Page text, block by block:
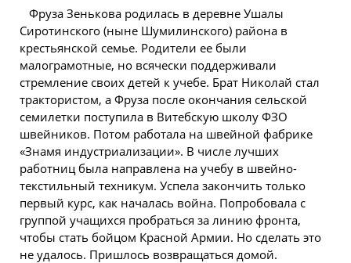
Фруза Зенькова родилась в деревне Ушалы
Сиротинского (ныне Шумилинского) района в
крестьянской семье. Родители ее были
малограмотные, но всячески поддерживали
стремление своих детей к учебе. Брат Николай стал
трактористом, а Фруза после окончания сельской
семилетки поступила в Витебскую школу ФЗО
швейников. Потом работала на швейной фабрике
«Знамя индустриализации». В числе лучших
работниц была направлена на учебу в швейно-
текстильный техникум. Успела закончить только
первый курс, как началась война. Попробовала с
группой учащихся пробраться за линию фронта,
чтобы стать бойцом Красной Армии. Но сделать это
не удалось. Пришлось возвращаться домой.